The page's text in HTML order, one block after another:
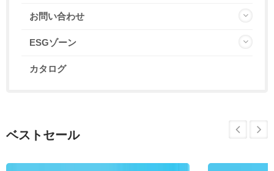
お問い合わせ
ESGゾーン
カタログ
ベストセール